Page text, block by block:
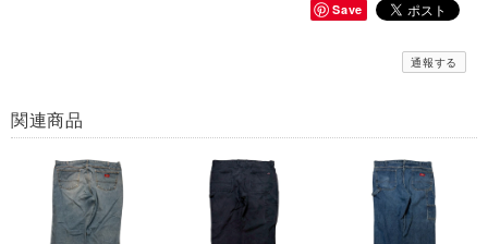
Save
通報する
関連商品